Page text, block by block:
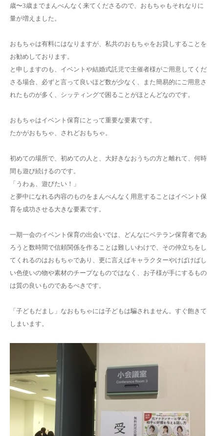
歳〜3歳までまんべんなく来てくださるので、おもちゃもそれなりに
量が増えました。
おもちゃは有料にはなりますが、私共のおもちゃをお貸しすることを
お勧めしております。
と申しますのも、イベントや結婚式託児で主催者様がご用意してくだ
さる場合、必ずと言って良いほど数が少なく、また簡易的にご用意さ
れたものが多く、シッティングで困ることがほとんどなのです。
おもちゃはイベント保育にとって重要な要素です。
たかがおもちゃ、されどおもちゃ。
初めての場所で、初めての人と、大好きなおうちの方と離れて、何時
間も遊び続けるのです。
「うわぁ、遊びたい！」
と夢中になれる内容のものをまんべんなく用意することはイベント保
育を成功させる大きな要素です。
一期一会のイベント保育の出会いでは、どんなにベテラン保育者であ
ろうと数時間で信頼関係を作ることは難しいわけで、その仲立ちをし
てくれるのはおもちゃであり、更に言えばキャラクターやけばけばし
い色使いの物や素材のチープなものではなく、お子様が手にするもの
は質の良いものであるべきです。
「子どもだまし」なおもちゃには子どもは騙されません。すぐ飽きて
しまいます。